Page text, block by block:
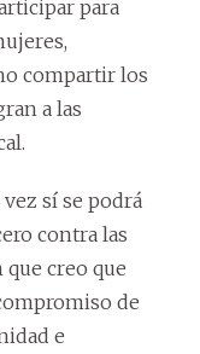
para
compartir los
a las
sí se podrá
contra las
que creo que
de
e